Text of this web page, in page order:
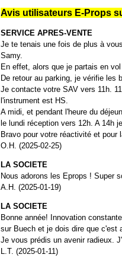
Avis utilisateurs E-Props
SERVICE APRES-VENTE
Je te tenais une fois de plus à
Samy.
En effet, alors que je partais en
De retour au parking, je vérifie les
Je contacte votre SAV vers 11h.
l'instrument est HS.
A midi, et pendant l'heure du
le lundi réception vers 12h. A 14h
Bravo pour votre réactivité et pour
O.H. (2025-02-25)
LA SOCIETE
Nous adorons les Eprops ! Super
A.H. (2025-01-19)
LA SOCIETE
Bonne année! Innovation
sur Buech et je dois dire que c'est
Je vous prédis un avenir radieux.
L.T. (2025-01-11)